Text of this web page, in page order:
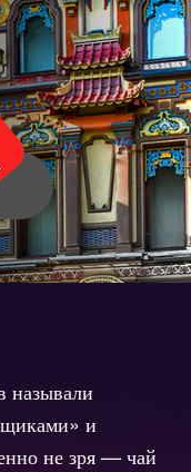
называли
и
не зря — чай